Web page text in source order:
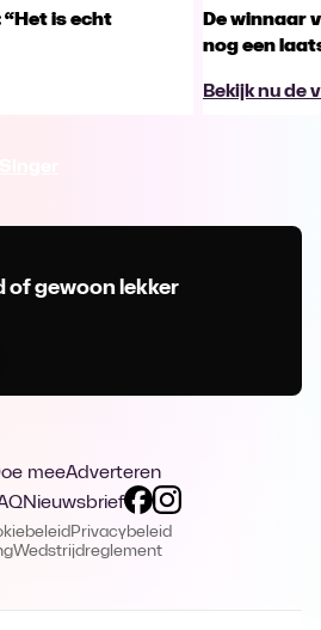
“Het is echt
De winnaar
nog een
Bekijk nu de
of gewoon lekker
meeAdverteren
Nieuwsbrief
Privacybeleid
Wedstrijdreglement